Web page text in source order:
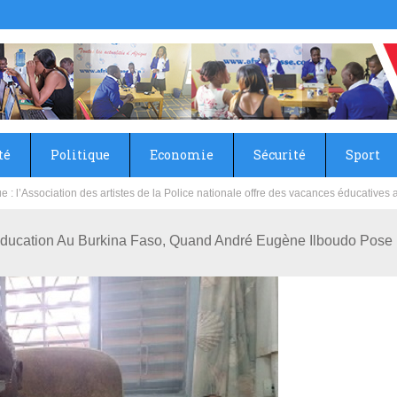
Politique Economie Sécurité Sport
les écoles primaire et collège du Camp Général Aboubacar Sangoulé
Au Burkina Faso, Quand André Eugène Ilboudo